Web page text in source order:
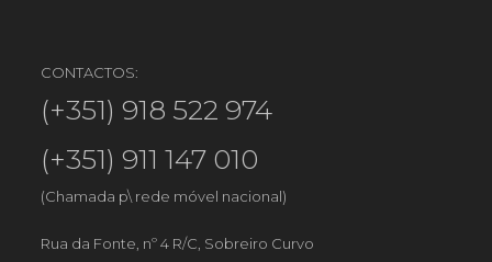
CONTACTOS:
(+351) 918 522 974
(+351) 911 147 010
(Chamada p\ rede móvel nacional)
Rua da Fonte, nº 4 R/C, Sobreiro Curvo